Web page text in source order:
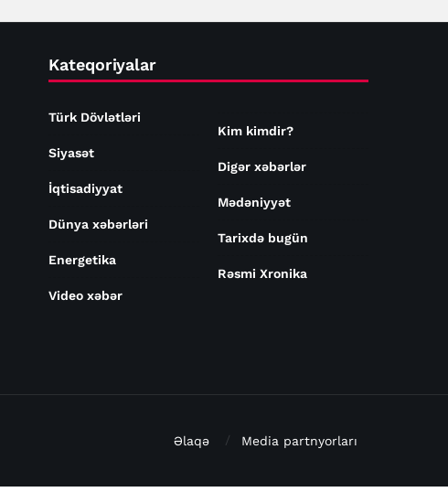
Kateqoriyalar
Türk Dövlətləri
Siyasət
İqtisadiyyat
Dünya xəbərləri
Energetika
Video xəbər
Kim kimdir?
Digər xəbərlər
Mədəniyyət
Tarixdə bugün
Rəsmi Xronika
Əlaqə Media partnyorları